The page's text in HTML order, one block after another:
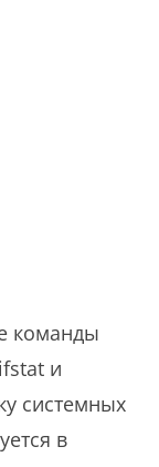
команды
и
системных
в